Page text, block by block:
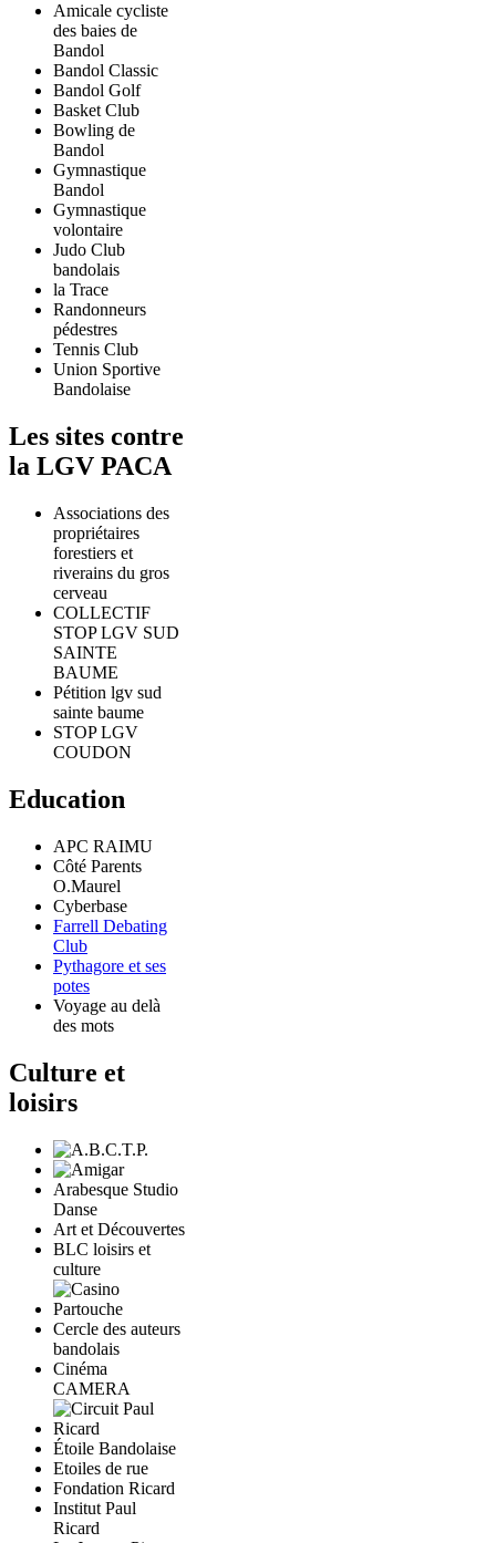
Amicale cycliste
des baies de
Bandol
Bandol Classic
Bandol Golf
Basket Club
Bowling de
Bandol
Gymnastique
Bandol
Gymnastique
volontaire
Judo Club
bandolais
la Trace
Randonneurs
pédestres
Tennis Club
Union Sportive
Bandolaise
Les sites contre
la LGV PACA
Associations des
propriétaires
forestiers et
riverains du gros
cerveau
COLLECTIF
STOP LGV SUD
SAINTE
BAUME
Pétition lgv sud
sainte baume
STOP LGV
COUDON
Education
APC RAIMU
Côté Parents
O.Maurel
Cyberbase
Farrell Debating
Club
Pythagore et ses
potes
Voyage au delà
des mots
Culture et
loisirs
Arabesque Studio
Danse
Art et Découvertes
BLC loisirs et
culture
Cercle des auteurs
bandolais
Cinéma
CAMERA
Étoile Bandolaise
Etoiles de rue
Fondation Ricard
Institut Paul
Ricard